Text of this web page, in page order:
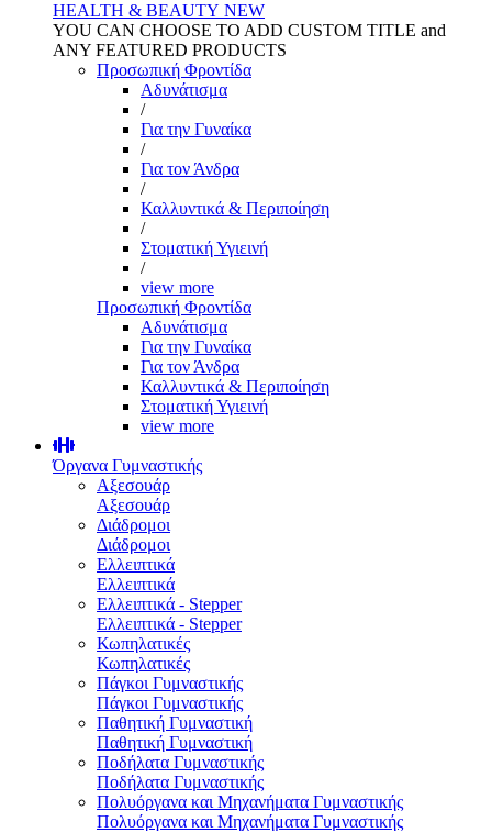
HEALTH & BEAUTY NEW
YOU CAN CHOOSE TO ADD CUSTOM TITLE and
ANY FEATURED PRODUCTS
Προσωπική Φροντίδα
Αδυνάτισμα
/
Για την Γυναίκα
/
Για τον Άνδρα
/
Καλλυντικά & Περιποίηση
/
Στοματική Υγιεινή
/
view more
Προσωπική Φροντίδα
Αδυνάτισμα
Για την Γυναίκα
Για τον Άνδρα
Καλλυντικά & Περιποίηση
Στοματική Υγιεινή
view more
Όργανα Γυμναστικής
Αξεσουάρ
Αξεσουάρ
Διάδρομοι
Διάδρομοι
Ελλειπτικά
Ελλειπτικά
Ελλειπτικά - Stepper
Ελλειπτικά - Stepper
Κωπηλατικές
Κωπηλατικές
Πάγκοι Γυμναστικής
Πάγκοι Γυμναστικής
Παθητική Γυμναστική
Παθητική Γυμναστική
Ποδήλατα Γυμναστικής
Ποδήλατα Γυμναστικής
Πολυόργανα και Μηχανήματα Γυμναστικής
Πολυόργανα και Μηχανήματα Γυμναστικής